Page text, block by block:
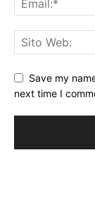
Save my
next time I